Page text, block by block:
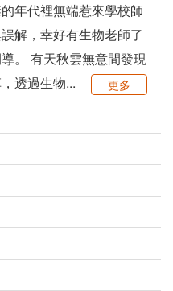
年代裡無端惹來學校師
解，幸好有生物老師了
。 有天秋雲無意間發現
透過生物...
更多